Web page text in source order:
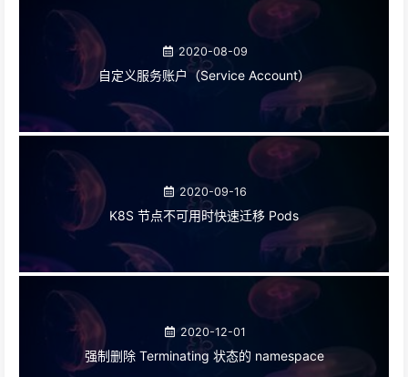
2020-08-09
自定义服务账户（Service Account）
2020-09-16
K8S 节点不可用时快速迁移 Pods
2020-12-01
强制删除 Terminating 状态的 namespace